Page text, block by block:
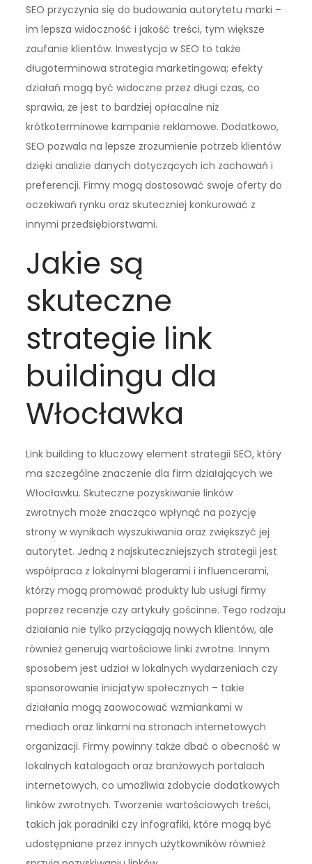
SEO przyczynia się do budowania autorytetu marki –
im lepsza widoczność i jakość treści, tym większe
zaufanie klientów. Inwestycja w SEO to także
długoterminowa strategia marketingowa; efekty
działań mogą być widoczne przez długi czas, co
sprawia, że jest to bardziej opłacalne niż
krótkoterminowe kampanie reklamowe. Dodatkowo,
SEO pozwala na lepsze zrozumienie potrzeb klientów
dzięki analizie danych dotyczących ich zachowań i
preferencji. Firmy mogą dostosować swoje oferty do
oczekiwań rynku oraz skuteczniej konkurować z
innymi przedsiębiorstwami.
Jakie są
skuteczne
strategie link
buildingu dla
Włocławka
Link building to kluczowy element strategii SEO, który
ma szczególne znaczenie dla firm działających we
Włocławku. Skuteczne pozyskiwanie linków
zwrotnych może znacząco wpłynąć na pozycję
strony w wynikach wyszukiwania oraz zwiększyć jej
autorytet. Jedną z najskuteczniejszych strategii jest
współpraca z lokalnymi blogerami i influencerami,
którzy mogą promować produkty lub usługi firmy
poprzez recenzje czy artykuły gościnne. Tego rodzaju
działania nie tylko przyciągają nowych klientów, ale
również generują wartościowe linki zwrotne. Innym
sposobem jest udział w lokalnych wydarzeniach czy
sponsorowanie inicjatyw społecznych – takie
działania mogą zaowocować wzmiankami w
mediach oraz linkami na stronach internetowych
organizacji. Firmy powinny także dbać o obecność w
lokalnych katalogach oraz branżowych portalach
internetowych, co umożliwia zdobycie dodatkowych
linków zwrotnych. Tworzenie wartościowych treści,
takich jak poradniki czy infografiki, które mogą być
udostępniane przez innych użytkowników również